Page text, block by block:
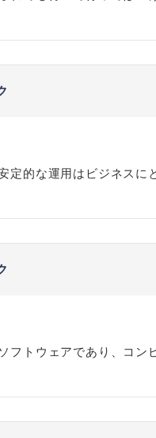
定的な運用はビジネス
フトウェアであり、コ